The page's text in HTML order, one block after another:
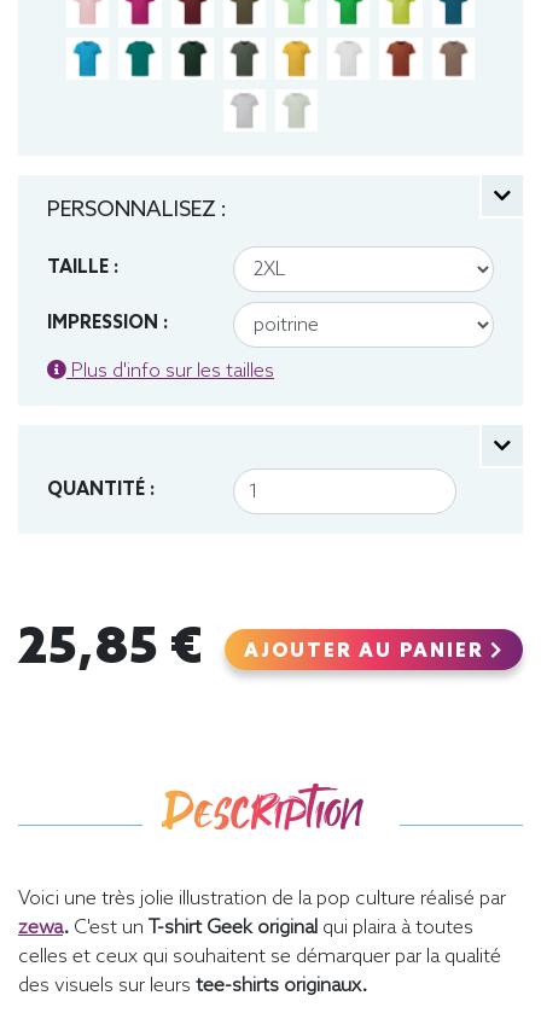
PERSONNALISEZ :
TAILLE :
IMPRESSION :
Plus d'info sur les tailles
QUANTITÉ :
25,85 € AJOUTER AU PANIER
Description
Voici une très jolie illustration de la pop culture réalisé par
zewa. C'est un T-shirt Geek original qui plaira à toutes
celles et ceux qui souhaitent se démarquer par la qualité
des visuels sur leurs tee-shirts originaux.